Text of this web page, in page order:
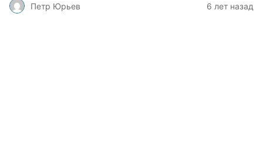
Петр Юрьев 6 лет назад